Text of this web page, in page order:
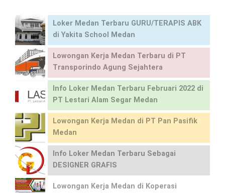
Loker Medan Terbaru GURU/TERAPIS ABK
di Yakita School Medan
Lowongan Kerja Medan Terbaru di PT
Transporindo Agung Sejahtera
Info Loker Medan Terbaru Februari 2022 di
PT Lestari Alam Segar Medan
Lowongan Kerja Medan di PT Pan Pasifik
Medan
Info Loker Medan Terbaru Sebagai
DESIGNER GRAFIS
Lowongan Kerja Medan di Koperasi